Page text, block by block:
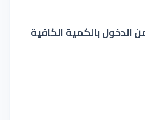
بالكمية الكافية